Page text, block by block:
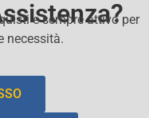
e sempre attivo per
necessità.